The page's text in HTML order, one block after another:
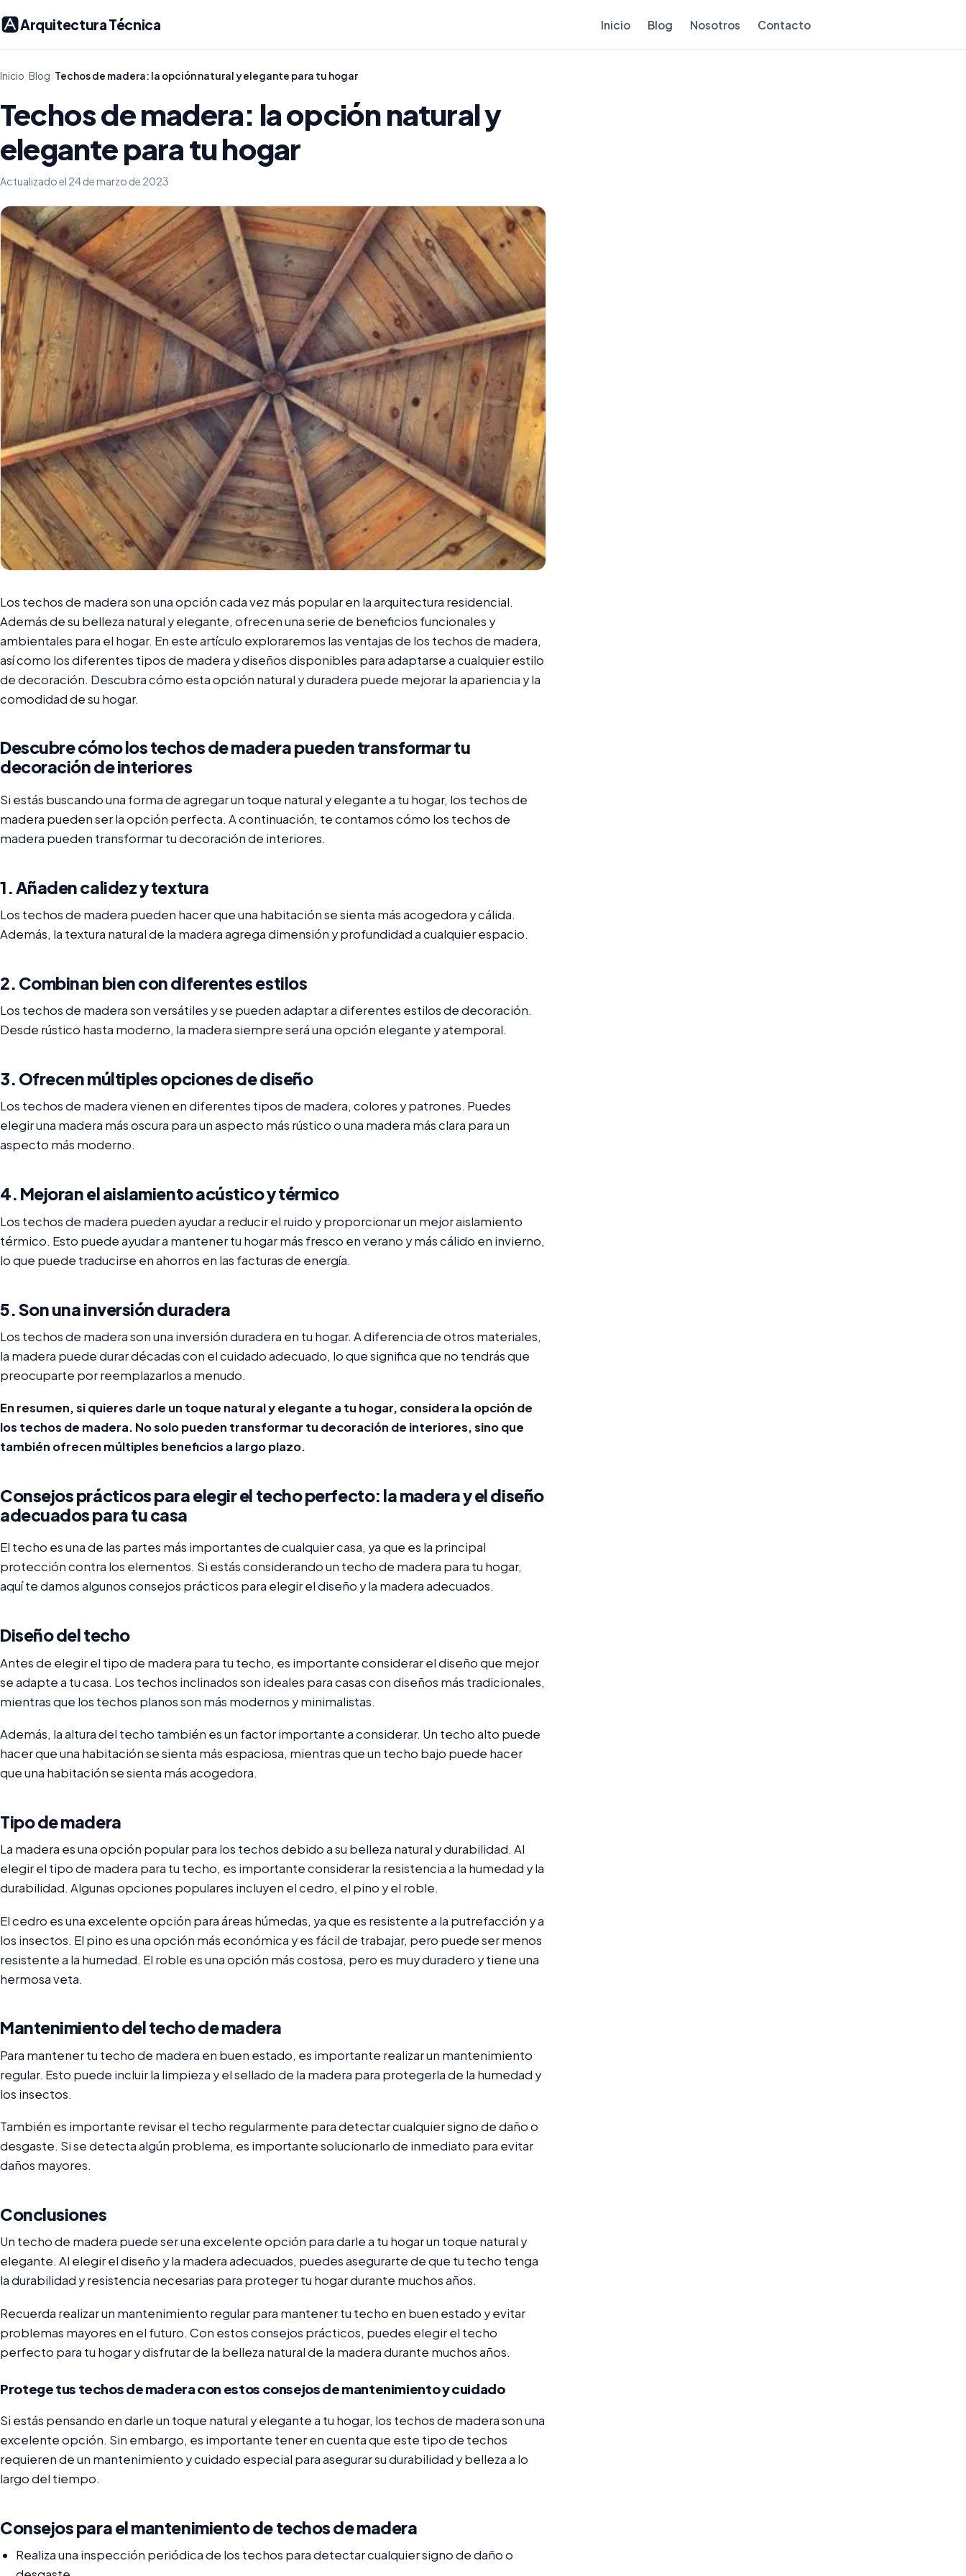
Arquitectura Técnica Inicio Blog Nosotros Contacto
Inicio/Blog/Techos de madera: la opción natural y elegante para tu hogar
Techos de madera: la opción natural y
elegante para tu hogar
Actualizado el 24 de marzo de 2023
Los techos de madera son una opción cada vez más popular en la arquitectura residencial.
Además de su belleza natural y elegante, ofrecen una serie de beneficios funcionales y
ambientales para el hogar. En este artículo exploraremos las ventajas de los techos de madera,
así como los diferentes tipos de madera y diseños disponibles para adaptarse a cualquier estilo
de decoración. Descubra cómo esta opción natural y duradera puede mejorar la apariencia y la
comodidad de su hogar.
Descubre cómo los techos de madera pueden transformar tu
decoración de interiores
Si estás buscando una forma de agregar un toque natural y elegante a tu hogar, los techos de
madera pueden ser la opción perfecta. A continuación, te contamos cómo los techos de
madera pueden transformar tu decoración de interiores.
1. Añaden calidez y textura
Los techos de madera pueden hacer que una habitación se sienta más acogedora y cálida.
Además, la textura natural de la madera agrega dimensión y profundidad a cualquier espacio.
2. Combinan bien con diferentes estilos
Los techos de madera son versátiles y se pueden adaptar a diferentes estilos de decoración.
Desde rústico hasta moderno, la madera siempre será una opción elegante y atemporal.
3. Ofrecen múltiples opciones de diseño
Los techos de madera vienen en diferentes tipos de madera, colores y patrones. Puedes
elegir una madera más oscura para un aspecto más rústico o una madera más clara para un
aspecto más moderno.
4. Mejoran el aislamiento acústico y térmico
Los techos de madera pueden ayudar a reducir el ruido y proporcionar un mejor aislamiento
térmico. Esto puede ayudar a mantener tu hogar más fresco en verano y más cálido en invierno,
lo que puede traducirse en ahorros en las facturas de energía.
5. Son una inversión duradera
Los techos de madera son una inversión duradera en tu hogar. A diferencia de otros materiales,
la madera puede durar décadas con el cuidado adecuado, lo que significa que no tendrás que
preocuparte por reemplazarlos a menudo.
En resumen, si quieres darle un toque natural y elegante a tu hogar, considera la opción de
los techos de madera. No solo pueden transformar tu decoración de interiores, sino que
también ofrecen múltiples beneficios a largo plazo.
Consejos prácticos para elegir el techo perfecto: la madera y el diseño
adecuados para tu casa
El techo es una de las partes más importantes de cualquier casa, ya que es la principal
protección contra los elementos. Si estás considerando un techo de madera para tu hogar,
aquí te damos algunos consejos prácticos para elegir el diseño y la madera adecuados.
Diseño del techo
Antes de elegir el tipo de madera para tu techo, es importante considerar el diseño que mejor
se adapte a tu casa. Los techos inclinados son ideales para casas con diseños más tradicionales,
mientras que los techos planos son más modernos y minimalistas.
Además, la altura del techo también es un factor importante a considerar. Un techo alto puede
hacer que una habitación se sienta más espaciosa, mientras que un techo bajo puede hacer
que una habitación se sienta más acogedora.
Tipo de madera
La madera es una opción popular para los techos debido a su belleza natural y durabilidad. Al
elegir el tipo de madera para tu techo, es importante considerar la resistencia a la humedad y la
durabilidad. Algunas opciones populares incluyen el cedro, el pino y el roble.
El cedro es una excelente opción para áreas húmedas, ya que es resistente a la putrefacción y a
los insectos. El pino es una opción más económica y es fácil de trabajar, pero puede ser menos
resistente a la humedad. El roble es una opción más costosa, pero es muy duradero y tiene una
hermosa veta.
Mantenimiento del techo de madera
Para mantener tu techo de madera en buen estado, es importante realizar un mantenimiento
regular. Esto puede incluir la limpieza y el sellado de la madera para protegerla de la humedad y
los insectos.
También es importante revisar el techo regularmente para detectar cualquier signo de daño o
desgaste. Si se detecta algún problema, es importante solucionarlo de inmediato para evitar
daños mayores.
Conclusiones
Un techo de madera puede ser una excelente opción para darle a tu hogar un toque natural y
elegante. Al elegir el diseño y la madera adecuados, puedes asegurarte de que tu techo tenga
la durabilidad y resistencia necesarias para proteger tu hogar durante muchos años.
Recuerda realizar un mantenimiento regular para mantener tu techo en buen estado y evitar
problemas mayores en el futuro. Con estos consejos prácticos, puedes elegir el techo
perfecto para tu hogar y disfrutar de la belleza natural de la madera durante muchos años.
Protege tus techos de madera con estos consejos de mantenimiento y cuidado
Si estás pensando en darle un toque natural y elegante a tu hogar, los techos de madera son una
excelente opción. Sin embargo, es importante tener en cuenta que este tipo de techos
requieren de un mantenimiento y cuidado especial para asegurar su durabilidad y belleza a lo
largo del tiempo.
Consejos para el mantenimiento de techos de madera
Realiza una inspección periódica de los techos para detectar cualquier signo de daño o